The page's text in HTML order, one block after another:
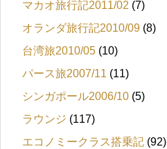
マカオ旅行記2011/02 (7)
オランダ旅行記2010/09 (8)
台湾旅2010/05 (10)
パース旅2007/11 (11)
シンガポール2006/10 (5)
ラウンジ (117)
エコノミークラス搭乗記 (92)